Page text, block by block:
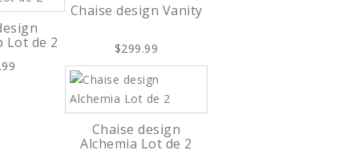
Lot de 2
Chaise design Vanity
$299.99
Chaise design
Alchemia Lot de 2